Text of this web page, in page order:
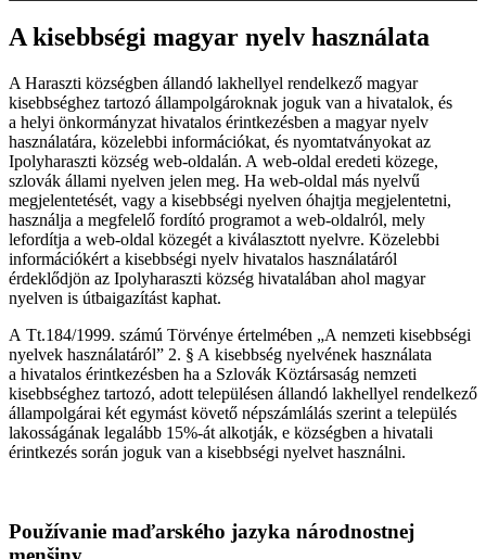
A kisebbségi magyar nyelv használata
A Haraszti községben állandó lakhellyel rendelkező magyar
kisebbséghez tartozó állampolgároknak joguk van a hivatalok, és
a helyi önkormányzat hivatalos érintkezésben a magyar nyelv
használatára, közelebbi információkat, és nyomtatványokat az
Ipolyharaszti község web-oldalán. A web-oldal eredeti közege,
szlovák állami nyelven jelen meg. Ha web-oldal más nyelvű
megjelentetését, vagy a kisebbségi nyelven óhajtja megjelentetni,
használja a megfelelő fordító programot a web-oldalról, mely
lefordítja a web-oldal közegét a kiválasztott nyelvre. Közelebbi
információkért a kisebbségi nyelv hivatalos használatáról
érdeklődjön az Ipolyharaszti község hivatalában ahol magyar
nyelven is útbaigazítást kaphat.
A Tt.184/1999. számú Törvénye értelmében „A nemzeti kisebbségi
nyelvek használatáról” 2. § A kisebbség nyelvének használata
a hivatalos érintkezésben ha a Szlovák Köztársaság nemzeti
kisebbséghez tartozó, adott településen állandó lakhellyel rendelkező
állampolgárai két egymást követő népszámlálás szerint a település
lakosságának legalább 15%-át alkotják, e községben a hivatali
érintkezés során joguk van a kisebbségi nyelvet használni.
Používanie maďarského jazyka národnostnej